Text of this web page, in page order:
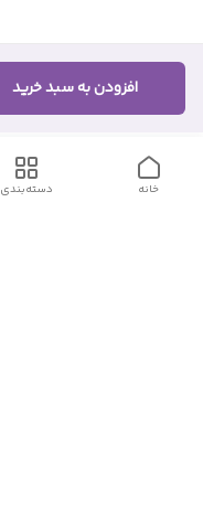
افزودن به سبد خرید
دسته‌بندی خانه